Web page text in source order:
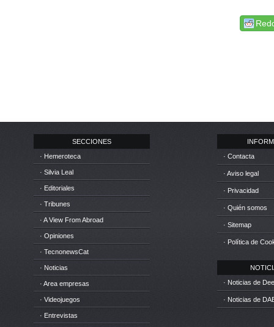
SECCIONES
· Hemeroteca
· Silvia Leal
· Editoriales
· Tribunes
· A View From Abroad
· Opiniones
· TecnonewsCat
· Noticias
· Area empresas
· Videojuegos
· Entrevistas
· Contacta
· Aviso legal
· Privacidad
· Quién somos
· Sitemap
· Política de
· Noticias de
· Noticias de